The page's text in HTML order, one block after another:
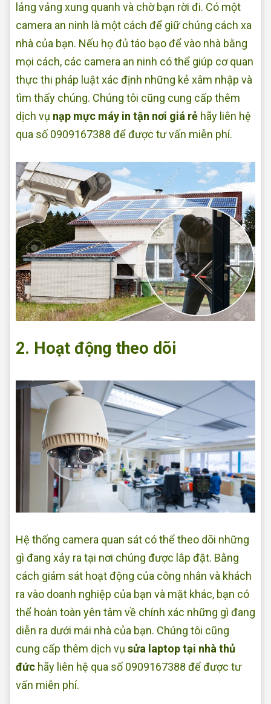
lảng vảng xung quanh và chờ bạn rời đi. Có một
camera an ninh là một cách để giữ chúng cách xa
nhà của bạn. Nếu họ đủ táo bạo để vào nhà bằng
mọi cách, các camera an ninh có thể giúp cơ quan
thực thi pháp luật xác định những kẻ xâm nhập và
tìm thấy chúng. Chúng tôi cũng cung cấp thêm
dịch vụ nạp mực máy in tận nơi giá rẻ hãy liên hệ
qua số 0909167388 để được tư vấn miễn phí.
2. Hoạt động theo dõi
Hệ thống camera quan sát có thể theo dõi những
gì đang xảy ra tại nơi chúng được lắp đặt. Bằng
cách giám sát hoạt động của công nhân và khách
ra vào doanh nghiệp của bạn và mặt khác, bạn có
thể hoàn toàn yên tâm về chính xác những gì đang
diễn ra dưới mái nhà của bạn. Chúng tôi cũng
cung cấp thêm dịch vụ sửa laptop tại nhà thủ
đức hãy liên hệ qua số 0909167388 để được tư
vấn miễn phí.